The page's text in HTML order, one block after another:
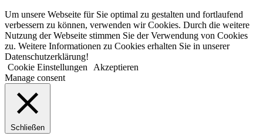
Um unsere Webseite für Sie optimal zu gestalten und fortlaufend
verbessern zu können, verwenden wir Cookies. Durch die weitere
Nutzung der Webseite stimmen Sie der Verwendung von Cookies
zu. Weitere Informationen zu Cookies erhalten Sie in unserer
Datenschutzerklärung!
Cookie Einstellungen
Akzeptieren
Manage consent
Schließen